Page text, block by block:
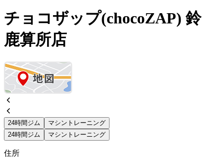
チョコザップ(chocoZAP) 鈴
鹿算所店
24時間ジム
マシントレーニング
24時間ジム
マシントレーニング
住所